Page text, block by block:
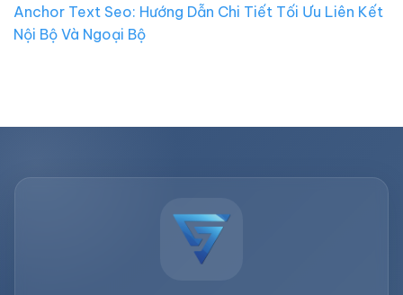
Anchor Text Seo: Hướng Dẫn Chi Tiết Tối Ưu Liên Kết
Nội Bộ Và Ngoại Bộ